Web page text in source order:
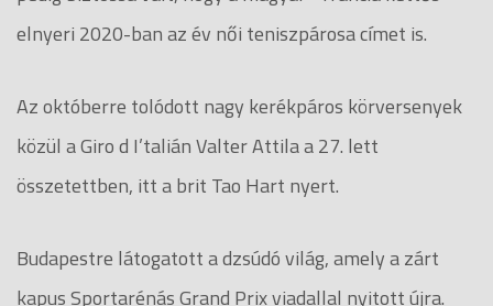
elnyeri 2020-ban az év női teniszpárosa címet is.
Az októberre tolódott nagy kerékpáros körversenyek
közül a Giro d I’talián Valter Attila a 27. lett
összetettben, itt a brit Tao Hart nyert.
Budapestre látogatott a dzsúdó világ, amely a zárt
kapus Sportarénás Grand Prix viadallal nyitott újra.